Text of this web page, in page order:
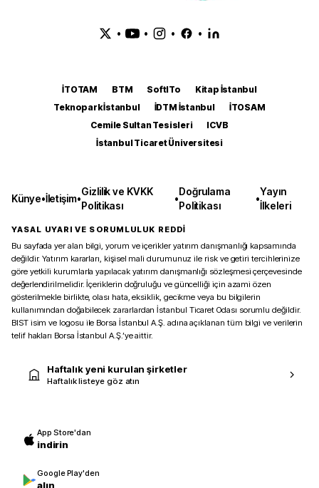
• • • •
İTOTAM BTM SoftITo
Kitap İstanbul
Teknopark İstanbul
İDTM İstanbul
İTOSAM
Cemile Sultan Tesisleri
ICVB
İstanbul Ticaret Üniversitesi
Künye•İletişim•
Gizlilik ve KVKK
Politikası
•
Doğrulama
Politikası
•
Yayın
İlkeleri
YASAL UYARI VE SORUMLULUK REDDİ
Bu sayfada yer alan bilgi, yorum ve içerikler yatırım danışmanlığı kapsamında
değildir. Yatırım kararları, kişisel mali durumunuz ile risk ve getiri tercihlerinize
göre yetkili kurumlarla yapılacak yatırım danışmanlığı sözleşmesi çerçevesinde
değerlendirilmelidir. İçeriklerin doğruluğu ve güncelliği için azami özen
gösterilmekle birlikte, olası hata, eksiklik, gecikme veya bu bilgilerin
kullanımından doğabilecek zararlardan İstanbul Ticaret Odası sorumlu değildir.
BIST isim ve logosu ile Borsa İstanbul A.Ş. adına açıklanan tüm bilgi ve verilerin
telif hakları Borsa İstanbul A.Ş.’ye aittir.
Haftalık yeni kurulan şirketler
Haftalık listeye göz atın
App Store'dan
indirin
Google Play'den
alın